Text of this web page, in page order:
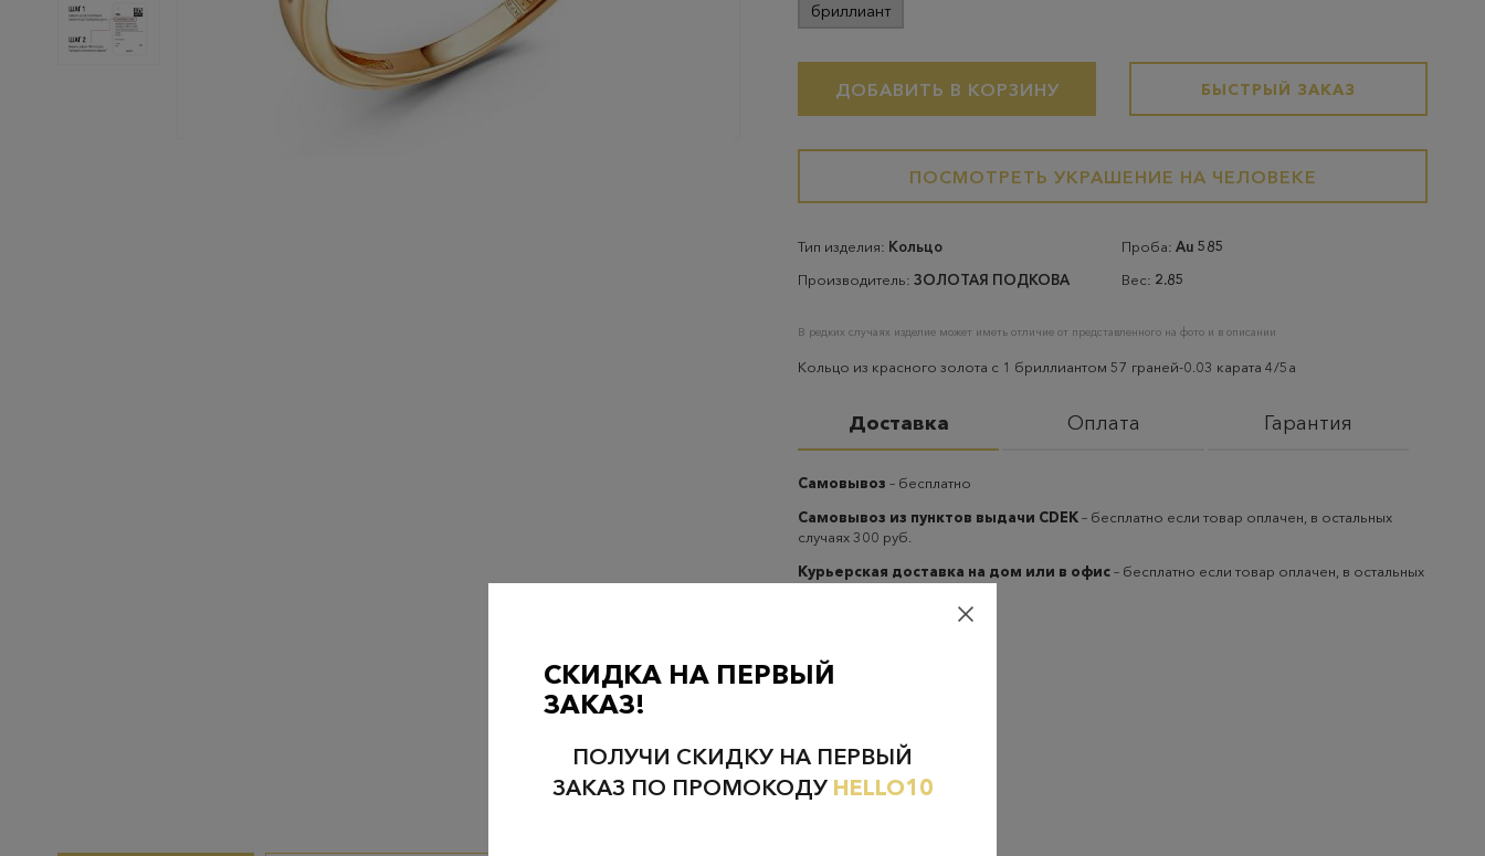
бриллиант
ДОБАВИТЬ В КОРЗИНУ БЫСТРЫЙ ЗАКАЗ
ПОСМОТРЕТЬ УКРАШЕНИЕ НА ЧЕЛОВЕКЕ
Тип изделия: Кольцо
Производитель: ЗОЛОТАЯ ПОДКОВА
Проба: Au 585
Вес: 2.85
В редких случаях изделие может иметь отличие от представленного на фото и в описании
Кольцо из красного золота с 1 бриллиантом 57 граней-0.03 карата 4/5а
Доставка Оплата Гарантия
Самовывоз – бесплатно
Самовывоз из пунктов выдачи CDEK– бесплатно если товар оплачен, в остальных
случаях 300 руб.
Курьерская доставка на дом или в офис– бесплатно если товар оплачен, в остальных
Проверьте наличие в магазинах
СКИДКА НА ПЕРВЫЙ
ЗАКАЗ!
ПОЛУЧИ СКИДКУ НА ПЕРВЫЙ
ЗАКАЗ ПО ПРОМОКОДУ HELLO10